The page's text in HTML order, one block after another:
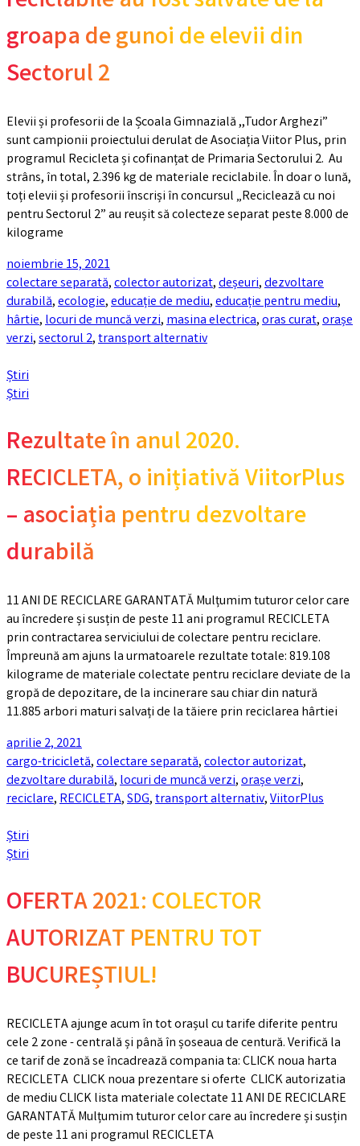
groapa de gunoi de elevii din
Sectorul 2
Elevii și profesorii de la Școala Gimnazială ,,Tudor Arghezi”
sunt campionii proiectului derulat de Asociația Viitor Plus, prin
programul Recicleta și cofinanțat de Primaria Sectorului 2. Au
strâns, în total, 2.396 kg de materiale reciclabile. În doar o lună,
toți elevii și profesorii înscriși în concursul „Reciclează cu noi
pentru Sectorul 2” au reușit să colecteze separat peste 8.000 de
kilograme
noiembrie 15, 2021
colectare separată,colector autorizat,deșeuri,dezvoltare
durabilă,ecologie,educație de mediu,educație pentru mediu,
hârtie,locuri de muncă verzi,masina electrica,oras curat,orașe
verzi,sectorul 2,transport alternativ
Știri
Știri
Rezultate în anul 2020.
RECICLETA, o inițiativă ViitorPlus
– asociația pentru dezvoltare
durabilă
11 ANI DE RECICLARE GARANTATĂ Mulțumim tuturor celor care
au încredere și susțin de peste 11 ani programul RECICLETA
prin contractarea serviciului de colectare pentru reciclare.
Împreună am ajuns la urmatoarele rezultate totale: 819.108
kilograme de materiale colectate pentru reciclare deviate de la
gropă de depozitare, de la incinerare sau chiar din natură
11.885 arbori maturi salvați de la tăiere prin reciclarea hârtiei
aprilie 2, 2021
cargo-tricicletă,colectare separată,colector autorizat,
dezvoltare durabilă,locuri de muncă verzi,orașe verzi,
reciclare,RECICLETA,SDG,transport alternativ,ViitorPlus
Știri
Știri
OFERTA 2021: COLECTOR
AUTORIZAT PENTRU TOT
BUCUREȘTIUL!
RECICLETA ajunge acum în tot orașul cu tarife diferite pentru
cele 2 zone - centrală și până în șoseaua de centură. Verifică la
ce tarif de zonă se încadrează compania ta: CLICK noua harta
RECICLETA CLICK noua prezentare si oferte CLICK autorizatia
de mediu CLICK lista materiale colectate 11 ANI DE RECICLARE
GARANTATĂ Mulțumim tuturor celor care au încredere și susțin
de peste 11 ani programul RECICLETA